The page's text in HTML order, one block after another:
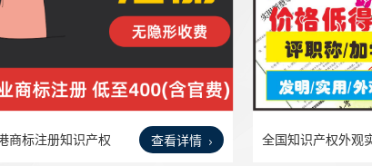
查看详情
商标注册知识产权
全国知识产权外观